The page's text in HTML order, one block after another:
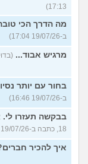
17:13)
מה הדרך הכי
ב-19/07/26 17:04)
מרגיש אבוד... (בדוי 30, בן 30, כתב ב-19/07/26 16:55)
בחור עם יותר
ב-19/07/26 16:46)
בבקשה תעזרו
18, כתבה ב-19/07/26 16:37)
איך להכיר